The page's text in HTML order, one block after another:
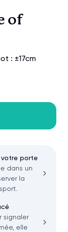
of
: ±17cm
votre porte
dans un
la
signaler
elle